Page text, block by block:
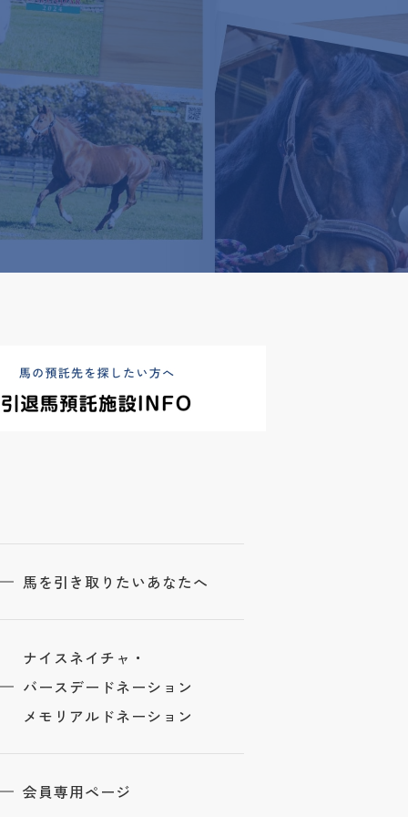
馬を引き取りたいあなたへ
ナイスネイチャ・
バースデードネーション
メモリアルドネーション
会員専用ページ